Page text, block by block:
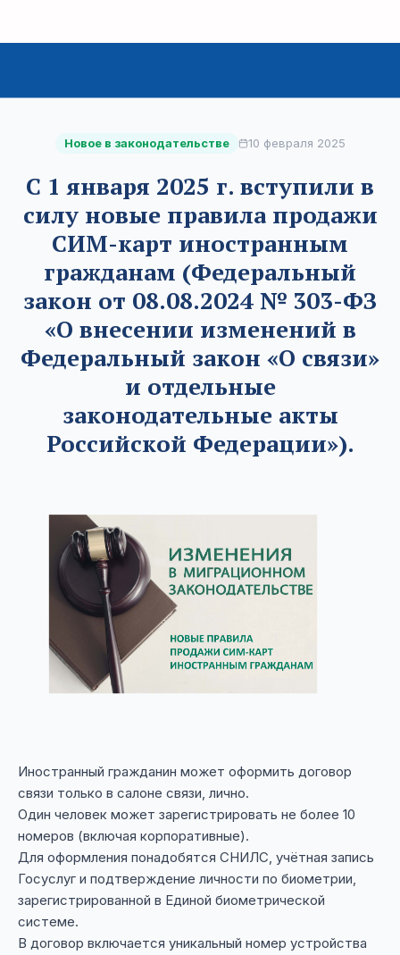
Новое в законодательстве 10 февраля 2025
С 1 января 2025 г. вступили в
силу новые правила продажи
СИМ-карт иностранным
гражданам (Федеральный
закон от 08.08.2024 № 303-ФЗ
«О внесении изменений в
Федеральный закон «О связи»
и отдельные
законодательные акты
Российской Федерации»).
Иностранный гражданин может оформить договор
связи только в салоне связи, лично.
Один человек может зарегистрировать не более 10
номеров (включая корпоративные).
Для оформления понадобятся СНИЛС, учётная запись
Госуслуг и подтверждение личности по биометрии,
зарегистрированной в Единой биометрической
системе.
В договор включается уникальный номер устройства